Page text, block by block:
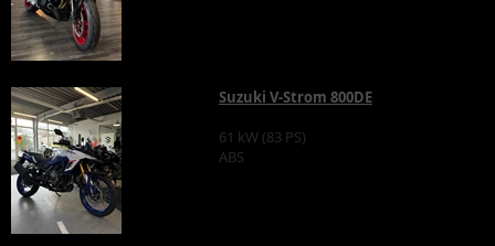
Suzuki V-Strom 800DE
61 kW (83 PS)
ABS